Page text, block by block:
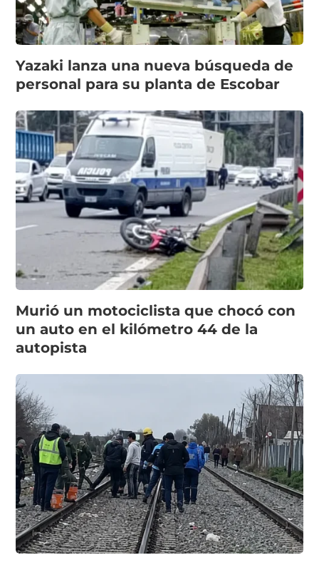
Yazaki lanza una nueva búsqueda de
personal para su planta de Escobar
Murió un motociclista que chocó con
un auto en el kilómetro 44 de la
autopista